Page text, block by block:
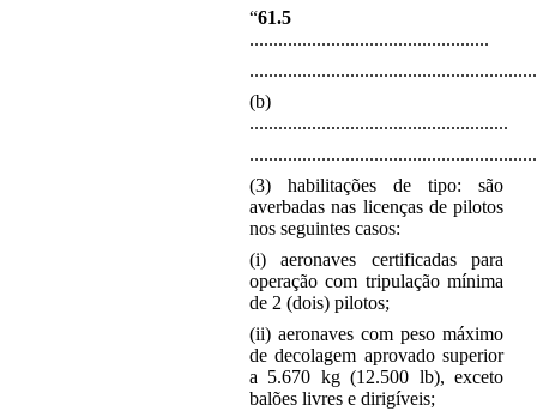
“61.5
..................................................
............................................................
(b)
......................................................
............................................................
(3) habilitações de tipo: são
averbadas nas licenças de pilotos
nos seguintes casos:
(i) aeronaves certificadas para
operação com tripulação mínima
de 2 (dois) pilotos;
(ii) aeronaves com peso máximo
de decolagem aprovado superior
a 5.670 kg (12.500 lb), exceto
balões livres e dirigíveis;